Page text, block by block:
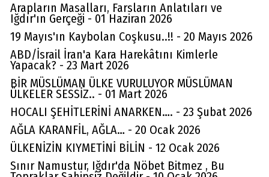
Arapların Masalları, Farsların Anlatıları ve
Iğdır'ın Gerçeği - 01 Haziran 2026
19 Mayıs'ın Kaybolan Coşkusu..!! - 20 Mayıs 2026
ABD/İsrail İran'a Kara Harekâtını Kimlerle
Yapacak? - 23 Mart 2026
BİR MÜSLÜMAN ÜLKE VURULUYOR MÜSLÜMAN
ÜLKELER SESSİZ.. - 01 Mart 2026
HOCALI ŞEHİTLERİNİ ANARKEN…. - 23 Şubat 2026
AĞLA KARANFİL, AĞLA… - 20 Ocak 2026
ÜLKENİZİN KIYMETİNİ BİLİN - 12 Ocak 2026
Sınır Namustur, Iğdır'da Nöbet Bitmez , Bu